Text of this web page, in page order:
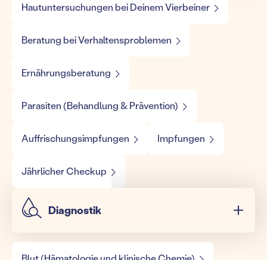
Hautuntersuchungen bei Deinem Vierbeiner
Beratung bei Verhaltensproblemen
Ernährungsberatung
Parasiten (Behandlung & Prävention)
Auffrischungsimpfungen Impfungen
Jährlicher Checkup
Diagnostik